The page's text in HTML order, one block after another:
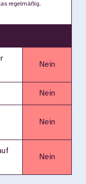
regelmäßig.
Nein
Nein
Nein
Nein